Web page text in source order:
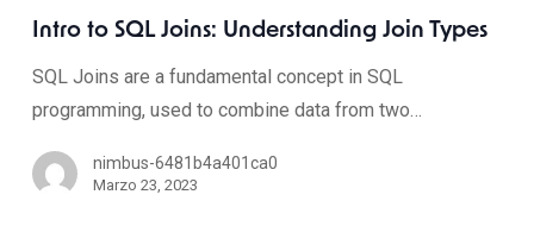
Intro to SQL Joins: Understanding Join Types
SQL Joins are a fundamental concept in SQL
programming, used to combine data from two…
nimbus-6481b4a401ca0
Marzo 23, 2023